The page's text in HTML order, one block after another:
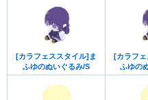
[カラフェススタイル]ま
ふゆのぬいぐるみ/S
[カラフ
ふゆの